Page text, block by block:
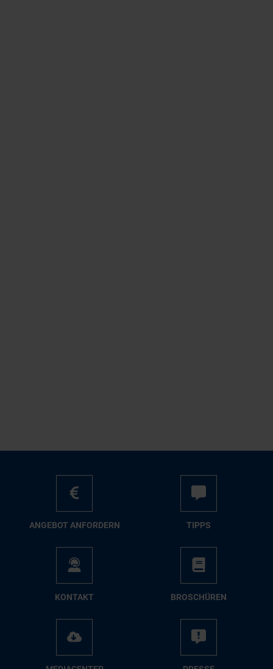
AN­GE­BOT AN­FOR­DERN TIPPS
KON­TAKT BRO­SCHÜ­REN